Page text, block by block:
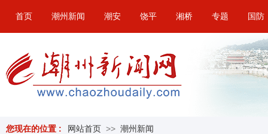
首页 潮州新闻 潮安 饶平 湘桥 专题 国防
您现在的位置 : 网站首页 >> 潮州新闻